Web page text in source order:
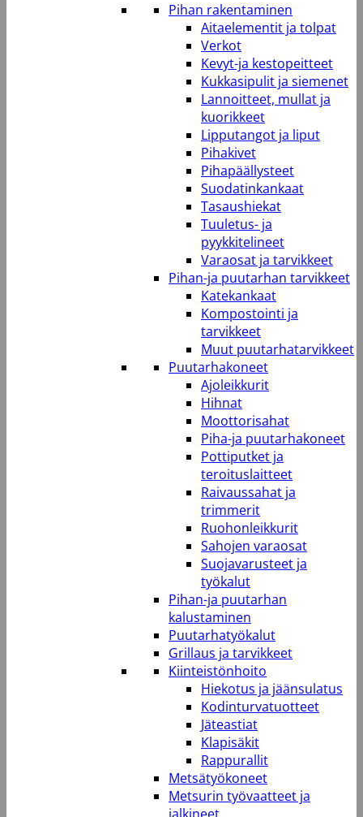
Pihan rakentaminen
Aitaelementit ja tolpat
Verkot
Kevyt-ja kestopeitteet
Kukkasipulit ja siemenet
Lannoitteet, mullat ja
kuorikkeet
Lipputangot ja liput
Pihakivet
Pihapäällysteet
Suodatinkankaat
Tasaushiekat
Tuuletus- ja
pyykkitelineet
Varaosat ja tarvikkeet
Pihan-ja puutarhan tarvikkeet
Katekankaat
Kompostointi ja
tarvikkeet
Muut puutarhatarvikkeet
Puutarhakoneet
Ajoleikkurit
Hihnat
Moottorisahat
Piha-ja puutarhakoneet
Pottiputket ja
teroituslaitteet
Raivaussahat ja
trimmerit
Ruohonleikkurit
Sahojen varaosat
Suojavarusteet ja
työkalut
Pihan-ja puutarhan
kalustaminen
Puutarhatyökalut
Grillaus ja tarvikkeet
Kiinteistönhoito
Hiekotus ja jäänsulatus
Kodinturvatuotteet
Jäteastiat
Klapisäkit
Rappurallit
Metsätyökoneet
Metsurin työvaatteet ja